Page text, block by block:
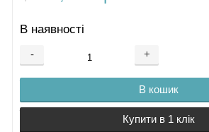
В наявності
- +
В кошик
Купити в 1 клік